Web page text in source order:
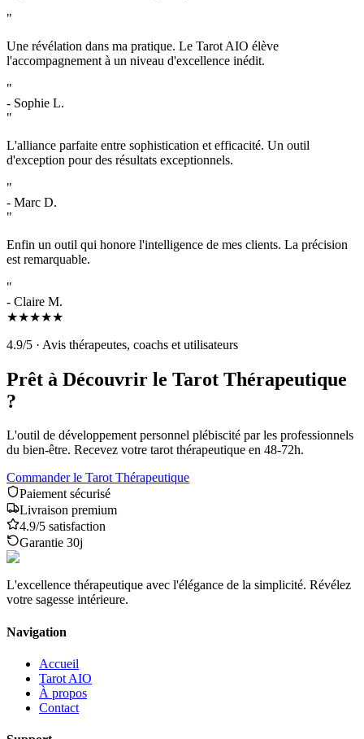
"
Une révélation dans ma pratique. Le Tarot AIO élève
l'accompagnement à un niveau d'excellence inédit.
"
- Sophie L.
"
L'alliance parfaite entre sophistication et efficacité. Un outil
d'exception pour des résultats exceptionnels.
"
- Marc D.
"
Enfin un outil qui honore l'intelligence de mes clients. La précision
est remarquable.
"
- Claire M.
★★★★★
4.9/5 · Avis thérapeutes, coachs et utilisateurs
Prêt à Découvrir le Tarot Thérapeutique
?
L'outil de développement personnel plébiscité par les professionnels
du bien-être. Recevez votre tarot thérapeutique en 48-72h.
Commander le Tarot Thérapeutique
Paiement sécurisé
Livraison premium
4.9/5 satisfaction
Garantie 30j
L'excellence thérapeutique avec l'élégance de la simplicité. Révélez
votre sagesse intérieure.
Navigation
Accueil
Tarot AIO
À propos
Contact